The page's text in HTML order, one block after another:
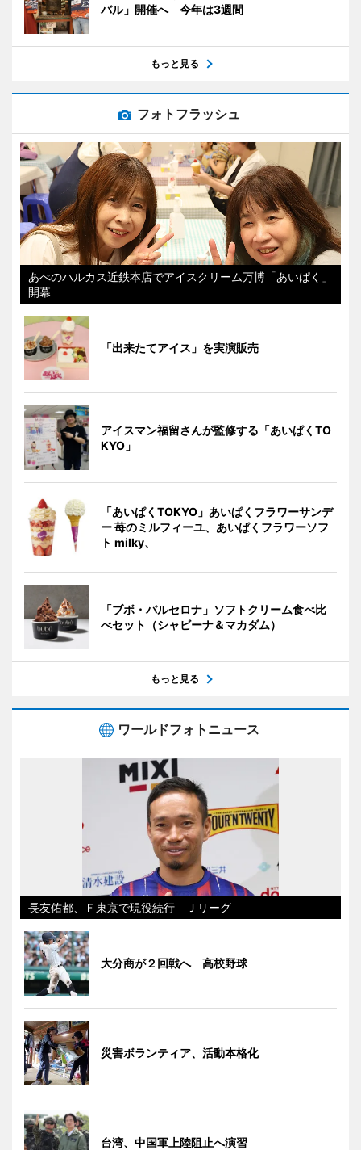
バル」開催へ 今年は3週間
もっと見る
フォトフラッシュ
あべのハルカス近鉄本店でアイスクリーム万博「あいぱく」
開幕
「出来たてアイス」を実演販売
アイスマン福留さんが監修する「あいぱくTO
KYO」
「あいぱくTOKYO」あいぱくフラワーサンデ
ー 苺のミルフィーユ、あいぱくフラワーソフ
ト milky、
「ブボ・バルセロナ」ソフトクリーム食べ比
べセット（シャビーナ＆マカダム）
もっと見る
ワールドフォトニュース
長友佑都、Ｆ東京で現役続行 Ｊリーグ
大分商が２回戦へ 高校野球
災害ボランティア、活動本格化
台湾、中国軍上陸阻止へ演習